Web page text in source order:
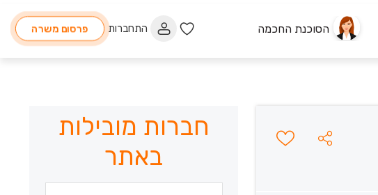
הסוכנת החכמה התחברות פרסום משרה
חברות מובילות
באתר